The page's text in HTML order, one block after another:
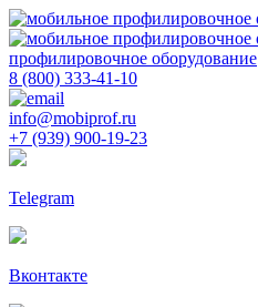
профилировочное оборудование
8 (800) 333-41-10
info@mobiprof.ru
+7 (939) 900-19-23
Telegram
Вконтакте